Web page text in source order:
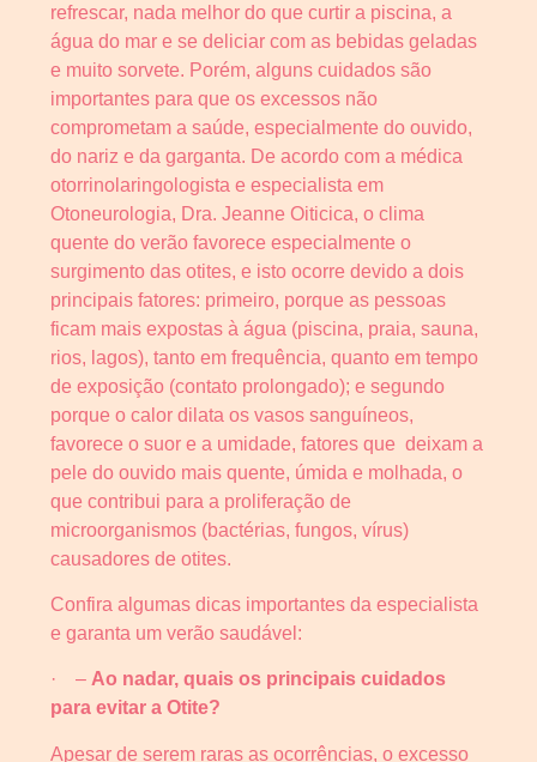
refrescar, nada melhor do que curtir a piscina, a
água do mar e se deliciar com as bebidas geladas
e muito sorvete. Porém, alguns cuidados são
importantes para que os excessos não
comprometam a saúde, especialmente do ouvido,
do nariz e da garganta. De acordo com a médica
otorrinolaringologista e especialista em
Otoneurologia, Dra. Jeanne Oiticica, o clima
quente do verão favorece especialmente o
surgimento das otites, e isto ocorre devido a dois
principais fatores: primeiro, porque as pessoas
ficam mais expostas à água (piscina, praia, sauna,
rios, lagos), tanto em frequência, quanto em tempo
de exposição (contato prolongado); e segundo
porque o calor dilata os vasos sanguíneos,
favorece o suor e a umidade, fatores que deixam a
pele do ouvido mais quente, úmida e molhada, o
que contribui para a proliferação de
microorganismos (bactérias, fungos, vírus)
causadores de otites.
Confira algumas dicas importantes da especialista
e garanta um verão saudável:
· – Ao nadar, quais os principais cuidados
para evitar a Otite?
Apesar de serem raras as ocorrências, o excesso